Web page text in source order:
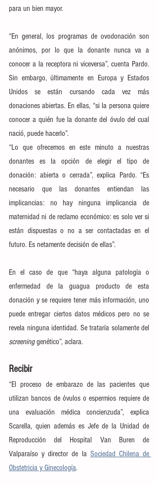
para un bien mayor.
“En general, los programas de ovodonación son
anónimos, por lo que la donante nunca va a
conocer a la receptora ni viceversa”, cuenta Pardo.
Sin embargo, últimamente en Europa y Estados
Unidos se están cursando cada vez más
donaciones abiertas. En ellas, “si la persona quiere
conocer a quién fue la donante del óvulo del cual
nació, puede hacerlo”.
“Lo que ofrecemos en este minuto a nuestras
donantes es la opción de elegir el tipo de
donación: abierta o cerrada”, explica Pardo. “Es
necesario que las donantes entiendan las
implicancias: no hay ninguna implicancia de
maternidad ni de reclamo económico: es solo ver si
están dispuestas o no a ser contactadas en el
futuro. Es netamente decisión de ellas”.
En el caso de que “haya alguna patología o
enfermedad de la guagua producto de esta
donación y se requiere tener más información, uno
puede entregar ciertos datos médicos pero no se
screening genético”, aclara.
Recibir
“El proceso de embarazo de las pacientes que
utilizan bancos de óvulos o espermios requiere de
una evaluación médica concienzuda”, explica
Scarella, quien además es Jefe de la Unidad de
Reproducción del Hospital Van Buren de
Valparaíso y director de la Sociedad Chilena de
Obstetricia y Ginecología.